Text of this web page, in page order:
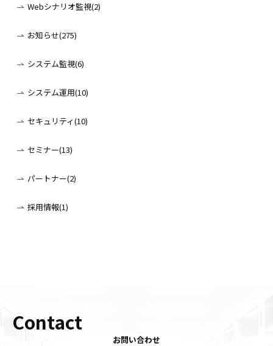
Webシナリオ監視(2)
お知らせ(275)
システム監視(6)
システム運用(10)
セキュリティ(10)
セミナー(13)
パートナー(2)
採用情報(1)
Contact
お問い合わせ